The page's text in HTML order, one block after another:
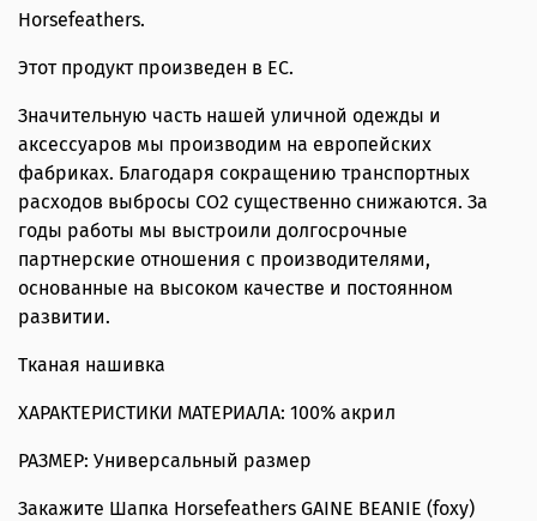
Horsefeathers.
Этот продукт произведен в ЕС.
Значительную часть нашей уличной одежды и
аксессуаров мы производим на европейских
фабриках. Благодаря сокращению транспортных
расходов выбросы CO2 существенно снижаются. За
годы работы мы выстроили долгосрочные
партнерские отношения с производителями,
основанные на высоком качестве и постоянном
развитии.
Тканая нашивка
ХАРАКТЕРИСТИКИ МАТЕРИАЛА: 100% акрил
РАЗМЕР: Универсальный размер
Закажите Шапка Horsefeathers GAINE BEANIE (foxy)